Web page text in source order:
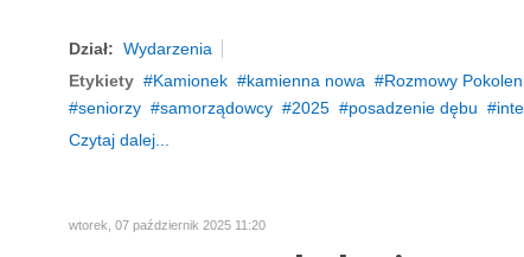
Dział: Wydarzenia
Etykiety
Kamionek kamienna nowa Rozmowy
seniorzy
samorządowcy 2025 posadzenie dębu
Czytaj dalej...
wtorek, 07 październik 2025 11:20